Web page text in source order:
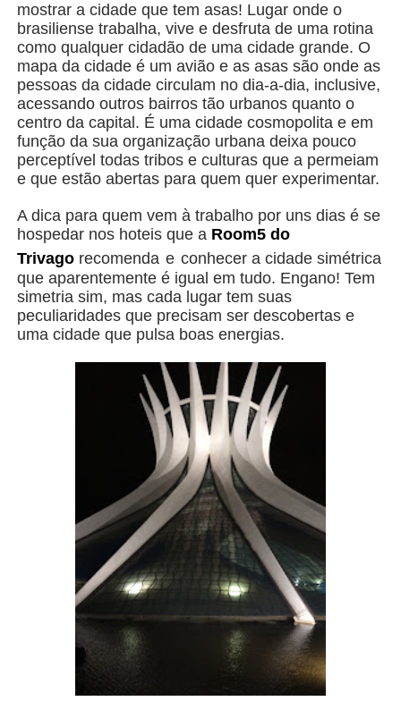
mostrar a cidade que tem asas! Lugar onde o
brasiliense trabalha, vive e desfruta de uma rotina
como qualquer cidadão de uma cidade grande. O
mapa da cidade é um avião e as asas são onde as
pessoas da cidade circulam no dia-a-dia, inclusive,
acessando outros bairros tão urbanos quanto o
centro da capital. É uma cidade cosmopolita e em
função da sua organização urbana deixa pouco
perceptível todas tribos e culturas que a permeiam
e que estão abertas para quem quer experimentar.
A dica para quem vem à trabalho por uns dias é se
hospedar nos hoteis que a Room5 do
Trivago recomenda e conhecer a cidade simétrica
que aparentemente é igual em tudo. Engano! Tem
simetria sim, mas cada lugar tem suas
peculiaridades que precisam ser descobertas e
uma cidade que pulsa boas energias.